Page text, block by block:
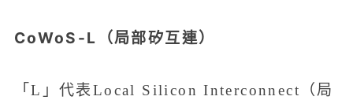
CoWoS-L（局部矽互連）
「L」代表Local Silicon Interconnect（局